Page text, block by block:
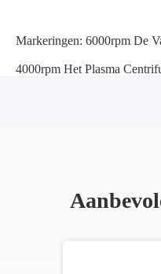
Markeringen: 6000rpm De
4000rpm Het Plasma